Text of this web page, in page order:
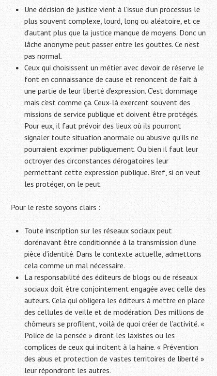
Une décision de justice vient à l’issue d’un processus le
plus souvent complexe, lourd, long ou aléatoire, et ce
d’autant plus que la justice manque de moyens. Donc un
lâche anonyme peut passer entre les gouttes. Ce n’est
pas normal.
Ceux qui choisissent un métier avec devoir de réserve le
font en connaissance de cause et renoncent de fait à
une partie de leur liberté d’expression. C’est dommage
mais c’est comme ça. Ceux-là exercent souvent des
missions de service publique et doivent être protégés.
Pour eux, il faut prévoir des lieux où ils pourront
signaler toute situation anormale ou abusive qu’ils ne
pourraient exprimer publiquement. Ou bien il faut leur
octroyer des circonstances dérogatoires leur
permettant cette expression publique. Bref, si on veut
les protéger, on le peut.
Pour le reste soyons clairs :
Toute inscription sur les réseaux sociaux peut
dorénavant être conditionnée à la transmission d’une
pièce d’identité. Dans le contexte actuelle, admettons
cela comme un mal nécessaire.
La responsabilité des éditeurs de blogs ou de réseaux
sociaux doit être conjointement engagée avec celle des
auteurs. Cela qui obligera les éditeurs à mettre en place
des cellules de veille et de modération. Des millions de
chômeurs se profilent, voilà de quoi créer de l’activité. «
Police de la pensée » diront les laxistes ou les
complices de ceux qui incitent à la haine. « Prévention
des abus et protection de vastes territoires de liberté »
leur répondront les autres.